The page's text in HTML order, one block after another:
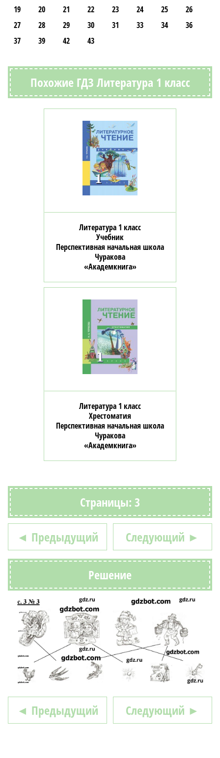
19
20 21 22 23 24 25
26
27
28 29 30 31 33 34
36
37
39 42 43
Похожие ГДЗ Литература 1 класс
Литература 1 класс
Учебник
Перспективная начальная школа
Чуракова
«Академкнига»
Литература 1 класс
Хрестоматия
Перспективная начальная школа
Чуракова
«Академкнига»
Страницы: 3
◄ Предыдущий Следующий ►
Решение
◄ Предыдущий Следующий ►